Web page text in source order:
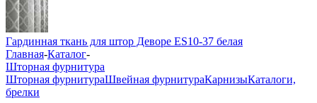
Гардинная ткань для штор Деворе ES10-37 белая
Главная-Каталог-
Шторная фурнитура
Шторная фурнитураШвейная фурнитураКарнизыКаталоги,
брелки